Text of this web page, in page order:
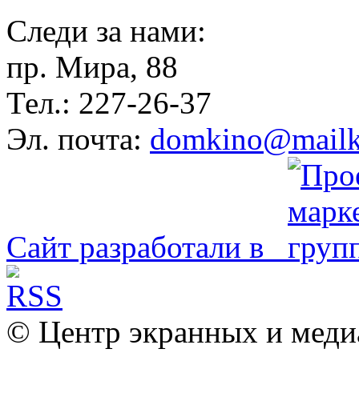
Следи за нами:
пр. Мира, 88
Тел.: 227-26-37
Эл. почта:
Сайт разработали в
© Центр экранных и